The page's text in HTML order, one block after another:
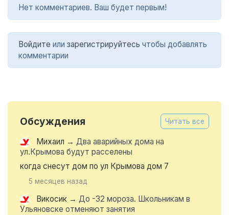
Нет комментариев. Ваш будет первым!
Войдите или зарегистрируйтесь чтобы добавлять
комментарии
Обсуждения Читать все
Михаил → Два аварийных дома на
ул.Крымова будут расселены
когда снесут дом по ул Крымова дом 7
5 месяцев назад
Викосик → До -32 мороза. Школьникам в
Ульяновске отменяют занятия